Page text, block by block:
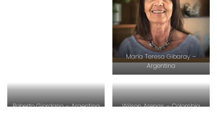
María Teresa Gibaray –
Argentina
Roberto Giordano – Argentina Wilson Arenas – Colombia